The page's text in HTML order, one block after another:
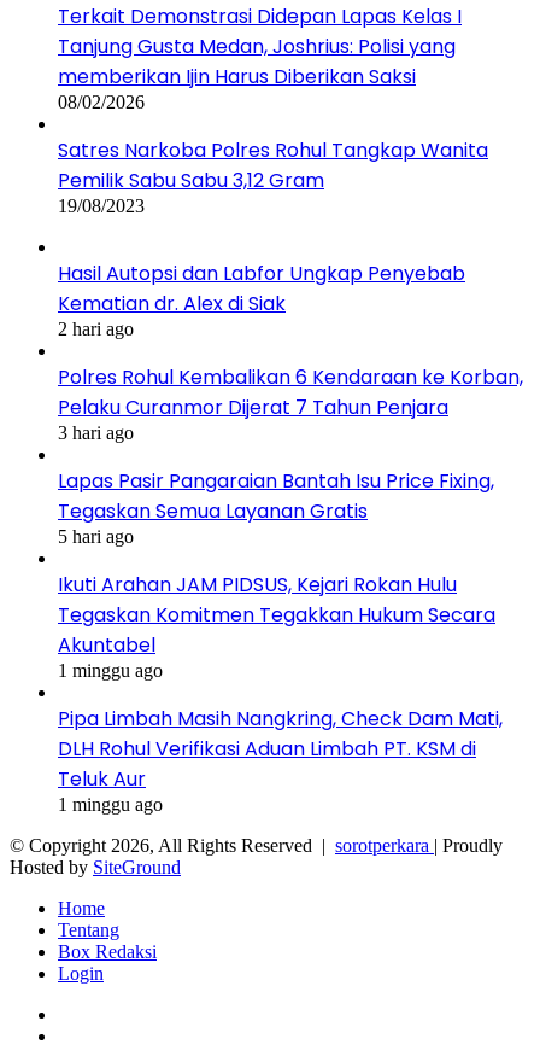
Terkait Demonstrasi Didepan Lapas Kelas I
Tanjung Gusta Medan, Joshrius: Polisi yang
memberikan Ijin Harus Diberikan Saksi
08/02/2026
Satres Narkoba Polres Rohul Tangkap Wanita
Pemilik Sabu Sabu 3,12 Gram
19/08/2023
Hasil Autopsi dan Labfor Ungkap Penyebab
Kematian dr. Alex di Siak
2 hari ago
Polres Rohul Kembalikan 6 Kendaraan ke Korban,
Pelaku Curanmor Dijerat 7 Tahun Penjara
3 hari ago
Lapas Pasir Pangaraian Bantah Isu Price Fixing,
Tegaskan Semua Layanan Gratis
5 hari ago
Ikuti Arahan JAM PIDSUS, Kejari Rokan Hulu
Tegaskan Komitmen Tegakkan Hukum Secara
Akuntabel
1 minggu ago
Pipa Limbah Masih Nangkring, Check Dam Mati,
DLH Rohul Verifikasi Aduan Limbah PT. KSM di
Teluk Aur
1 minggu ago
© Copyright 2026, All Rights Reserved | sorotperkara | Proudly
Hosted by SiteGround
Home
Tentang
Box Redaksi
Login